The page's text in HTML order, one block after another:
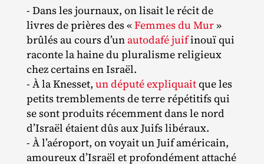
- Dans les journaux, on lisait le récit de
livres de prières des «Femmes du Mur»
brûlés au cours d’un autodafé juifinouï qui
raconte la haine du pluralisme religieux
chez certains en Israël.
- À la Knesset, un député expliquaitque les
petits tremblements de terre répétitifs qui
se sont produits récemment dans le nord
d’Israël étaient dûs aux Juifs libéraux.
- À l’aéroport, on voyait un Juif américain,
amoureux d’Israël et profondément attaché